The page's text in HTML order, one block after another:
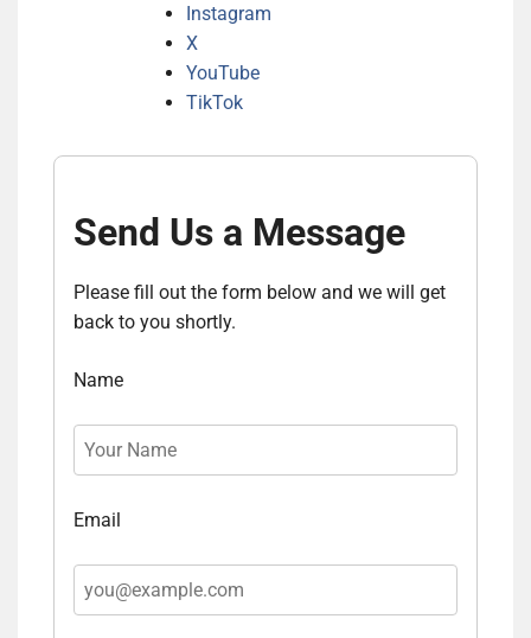
Instagram
X
YouTube
TikTok
Send Us a Message
Please fill out the form below and we will get
back to you shortly.
Name
Email